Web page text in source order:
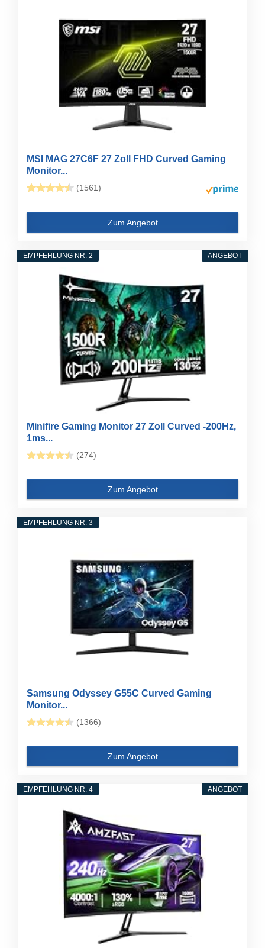
MSI MAG 27C6F 27 Zoll FHD Curved Gaming
Monitor...
(1561)
Zum Angebot
ANGEBOT
EMPFEHLUNG NR. 2
Minifire Gaming Monitor 27 Zoll Curved -200Hz,
1ms...
(274)
Zum Angebot
EMPFEHLUNG NR. 3
Samsung Odyssey G55C Curved Gaming
Monitor...
(1366)
Zum Angebot
ANGEBOT
EMPFEHLUNG NR. 4